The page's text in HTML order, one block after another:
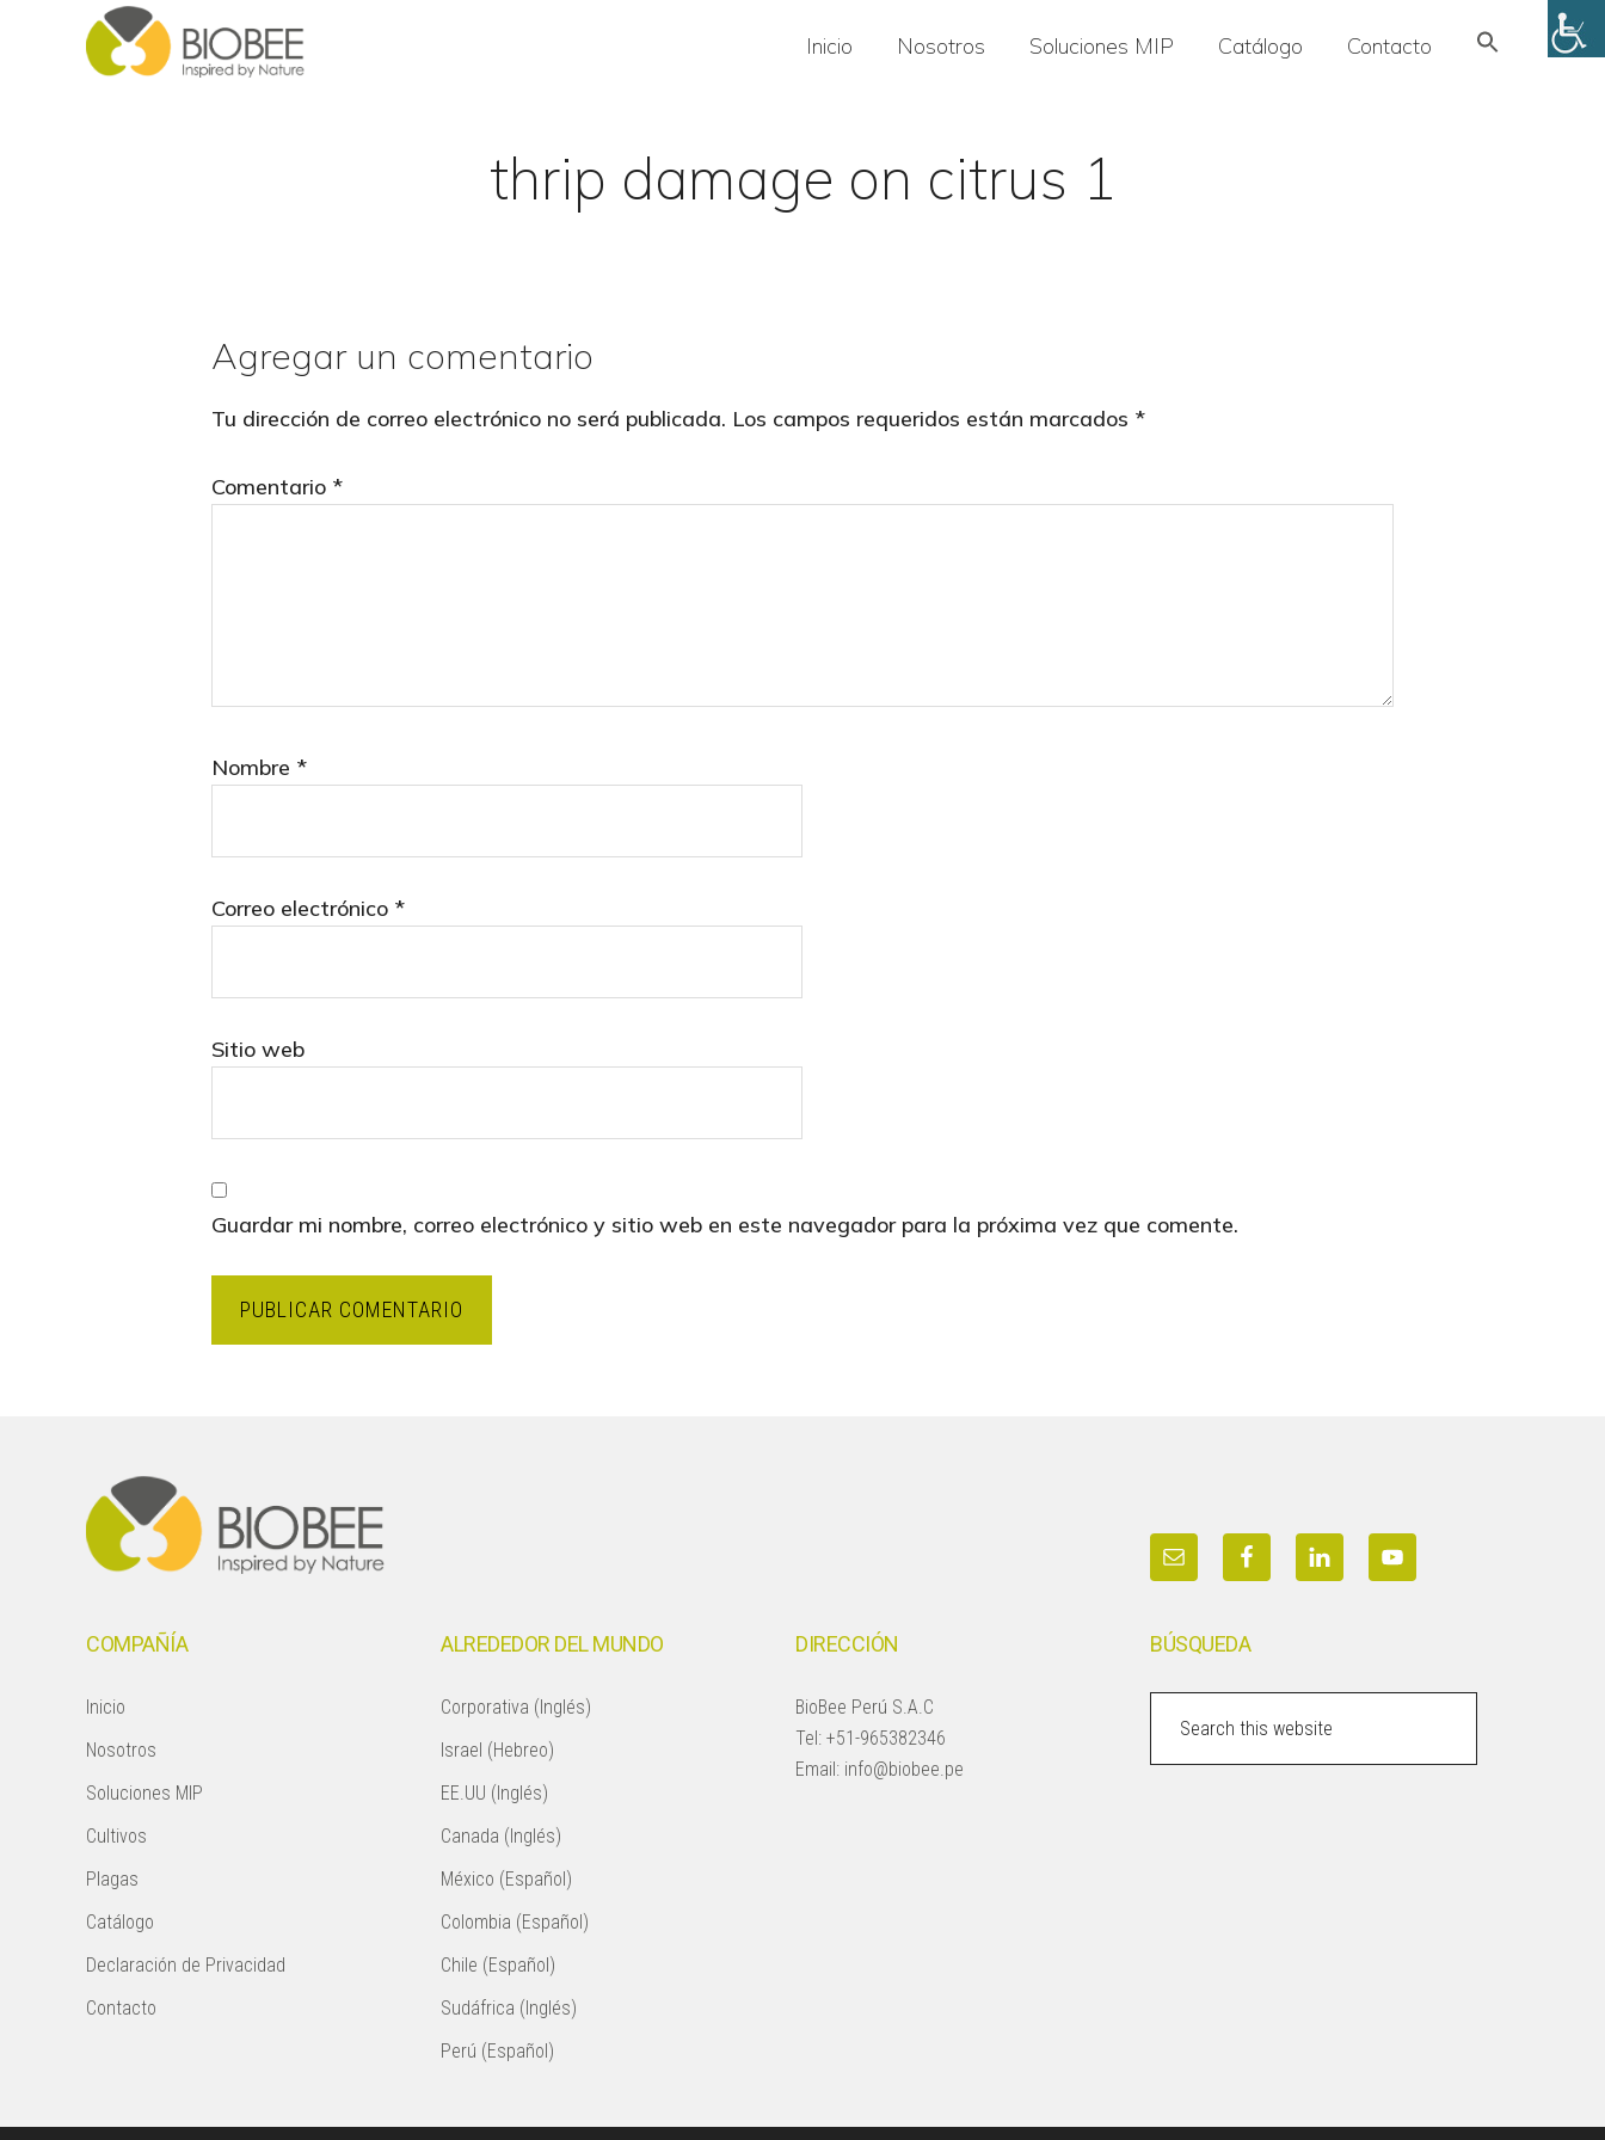
Inicio Nosotros Soluciones MIP Catálogo Contacto Search
thrip damage on citrus 1
Reader
Interactions
Agregar un comentario
Tu dirección de correo electrónico no será publicada. Los campos requeridos están marcados *
Comentario *
Nombre *
Correo electrónico *
Sitio web
Guardar mi nombre, correo electrónico y sitio web en este navegador para la próxima vez que comente.
COMPAÑÍA
Inicio
Nosotros
Soluciones MIP
Cultivos
Plagas
Catálogo
Declaración de Privacidad
Contacto
ALREDEDOR DEL MUNDO
Corporativa (Inglés)
Israel (Hebreo)
EE.UU (Inglés)
Canada (Inglés)
México (Español)
Colombia (Español)
Chile (Español)
Sudáfrica (Inglés)
Perú (Español)
DIRECCIÓN
BioBee Perú S.A.C
Tel:+51-965382346
Email: info@biobee.pe
BÚSQUEDA
website